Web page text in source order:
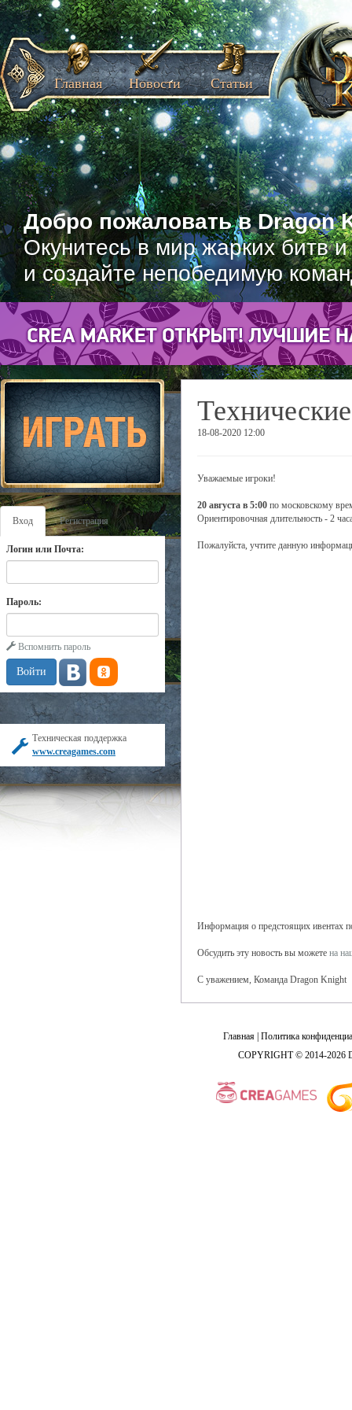
Добро пожаловать в Dragon
Окунитесь в мир жарких битв
и создайте непобедимую
Главная Новости Статьи
Вход Регистрация
Логин или Почта:
Пароль:
Вспомнить пароль
Техническая поддержка
www.creagames.com
18-08-2020 12:00
Уважаемые игроки!
20 августа в 5:00 по московскому
Ориентировочная длительность - 2
Пожалуйста, учтите данную
Информация о предстоящих ивентах
Обсудить эту новость вы можете на
С уважением, Команда Dragon Knight
Главная Политика
COPYRIGHT © 2014-2026